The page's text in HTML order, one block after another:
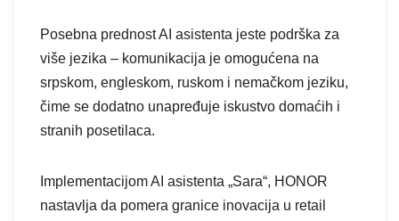
Posebna prednost AI asistenta jeste podrška za
više jezika – komunikacija je omogućena na
srpskom, engleskom, ruskom i nemačkom jeziku,
čime se dodatno unapređuje iskustvo domaćih i
stranih posetilaca.
Implementacijom AI asistenta „Sara“, HONOR
nastavlja da pomera granice inovacija u retail